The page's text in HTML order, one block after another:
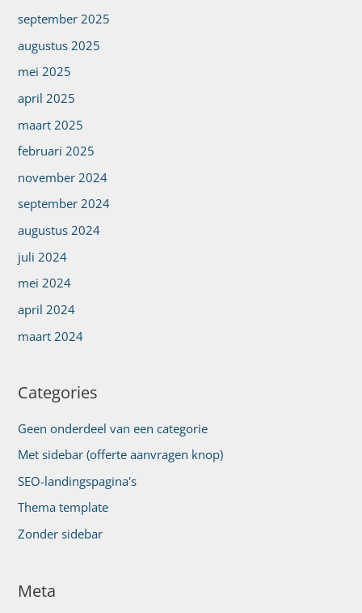
september 2025
augustus 2025
mei 2025
april 2025
maart 2025
februari 2025
november 2024
september 2024
augustus 2024
juli 2024
mei 2024
april 2024
maart 2024
Categories
Geen onderdeel van een categorie
Met sidebar (offerte aanvragen knop)
SEO-landingspagina's
Thema template
Zonder sidebar
Meta